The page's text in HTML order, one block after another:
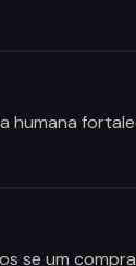
se um